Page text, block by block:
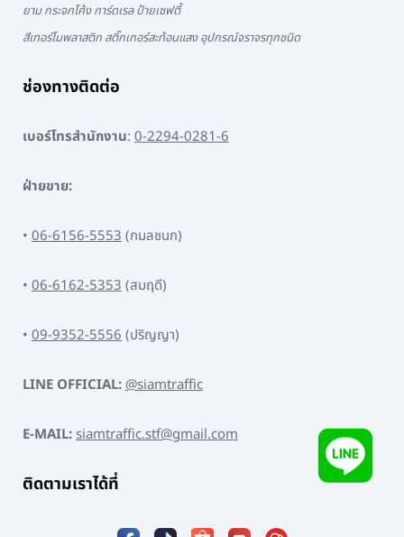
ยาม กระจกโค้ง การ์ดเรล ป้ายเซฟตี้
สีเทอร์โมพลาสติก สติ๊กเกอร์สะท้อนแสง อุปกรณ์จราจรทุกชนิด
ช่องทางติดต่อ
เบอร์โทรสำนักงาน: 0-2294-0281-6
ฝ่ายขาย:
• 06-6156-5553(กมลชนก)
• 06-6162-5353(สมฤดี)
• 09-9352-5556(ปริญญา)
LINE OFFICIAL:@siamtraffic
E-MAIL:siamtraffic.stf@gmail.com
ติดตามเราได้ที่